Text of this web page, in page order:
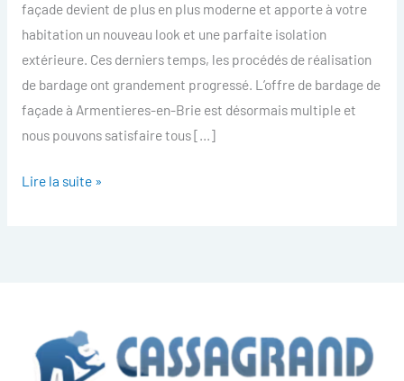
façade devient de plus en plus moderne et apporte à votre
habitation un nouveau look et une parfaite isolation
extérieure. Ces derniers temps, les procédés de réalisation
de bardage ont grandement progressé. L’offre de bardage de
façade à Armentieres-en-Brie est désormais multiple et
nous pouvons satisfaire tous […]
Brie
Lire la suite »